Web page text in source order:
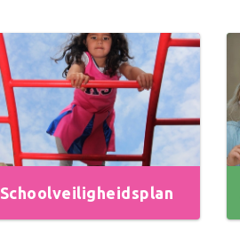
Schoolveiligheidsplan